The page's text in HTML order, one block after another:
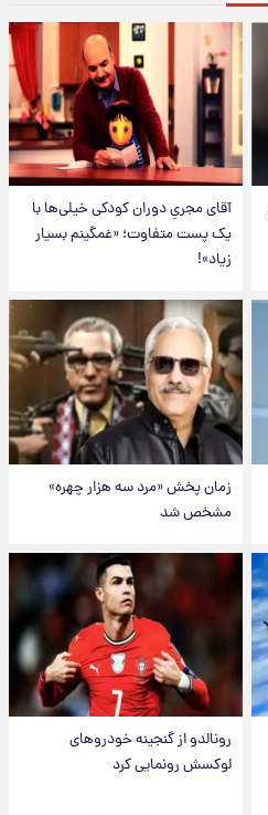
آقای مجریِ دوران کودکی خیلی‌ها با
یک پست متفاوت؛ «غمگینم بسیار
زیاد»!
زمان پخش «مرد سه هزار چهره»
مشخص شد
رونالدو از گنجینه خودروهای
لوکسش رونمایی کرد